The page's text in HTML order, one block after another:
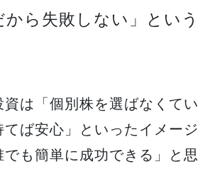
から失敗しない」という
は「個別株を選ばなくてい
ば安心」といったイメージ
も簡単に成功できる」と思